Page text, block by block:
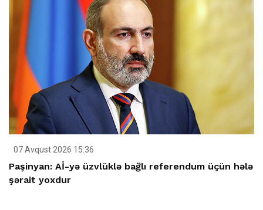
07 Avqust 2026 15:36
Paşinyan: Aİ-yə üzvlüklə bağlı referendum üçün hələ
şərait yoxdur